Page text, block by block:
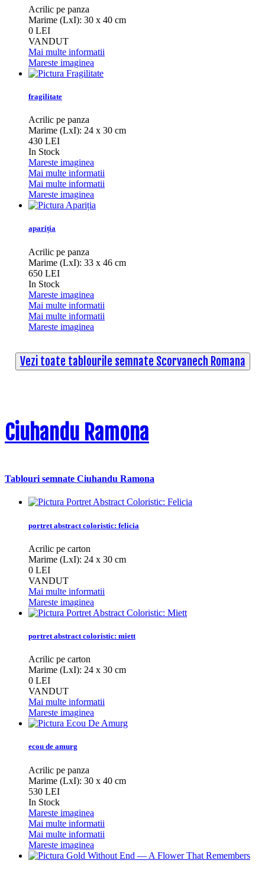
Acrilic pe panza
Marime (LxI): 30 x 40 cm
0 LEI
VANDUT
Mai multe informatii
Mareste imaginea
fragilitate
Acrilic pe panza
Marime (LxI): 24 x 30 cm
430 LEI
In Stock
Mareste imaginea
Mai multe informatii
Mai multe informatii
Mareste imaginea
apariția
Acrilic pe panza
Marime (LxI): 33 x 46 cm
650 LEI
In Stock
Mareste imaginea
Mai multe informatii
Mai multe informatii
Mareste imaginea
Vezi toate tablourile semnate Scorvanech Romana
Ciuhandu Ramona
Tablouri semnate Ciuhandu Ramona
portret abstract coloristic: felicia
Acrilic pe carton
Marime (LxI): 24 x 30 cm
0 LEI
VANDUT
Mai multe informatii
Mareste imaginea
portret abstract coloristic: miett
Acrilic pe carton
Marime (LxI): 24 x 30 cm
0 LEI
VANDUT
Mai multe informatii
Mareste imaginea
ecou de amurg
Acrilic pe panza
Marime (LxI): 30 x 40 cm
530 LEI
In Stock
Mareste imaginea
Mai multe informatii
Mai multe informatii
Mareste imaginea